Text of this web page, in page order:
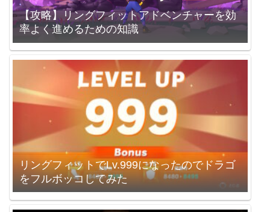
【攻略】リングフィットアドベンチャーを効
率よく進めるための知識
リングフィットでLv.999になったのでドラゴ
をフルボッコしてみた